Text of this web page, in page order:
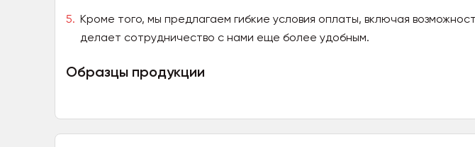
Кроме того, мы предлагаем гибкие условия оплаты, включая
делает сотрудничество с нами еще более удобным.
Образцы продукции